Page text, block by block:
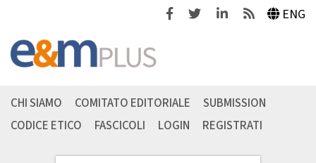
FacebookTwitterLinkedinFeeds ENG
CHI SIAMO COMITATO EDITORIALE
SUBMISSION
CODICE ETICO
FASCICOLI LOGIN REGISTRATI